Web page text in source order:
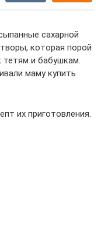
сахарной
которая порой
тетям и бабушкам.
маму купить
их приготовления.